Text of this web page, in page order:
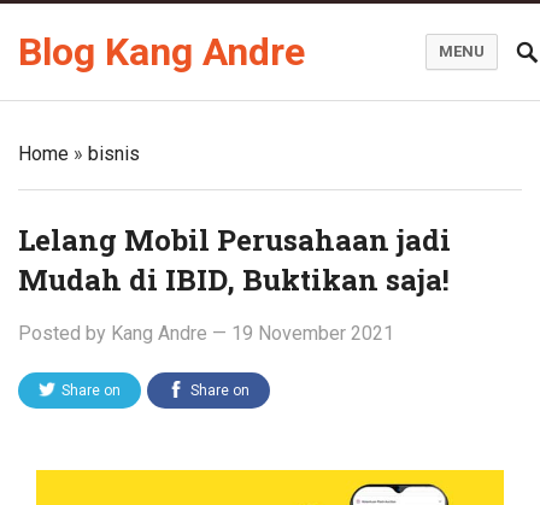
Blog Kang Andre MENU
Home » bisnis
Lelang Mobil Perusahaan jadi
Mudah di IBID, Buktikan saja!
Posted by Kang Andre — 19 November 2021
Share on Share on